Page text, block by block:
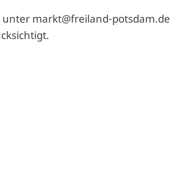
markt@freiland-potsdam.de